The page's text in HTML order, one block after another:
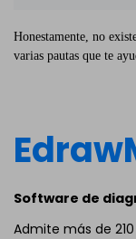
Honestamente, no
varias pautas que te
Software de
Admite más de